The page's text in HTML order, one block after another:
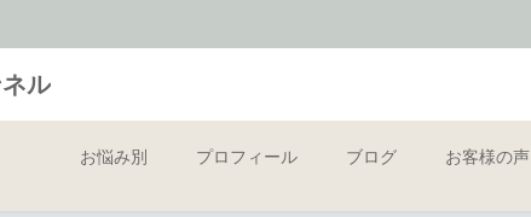
ル
お悩み別 プロフィール ブログ お客様の声